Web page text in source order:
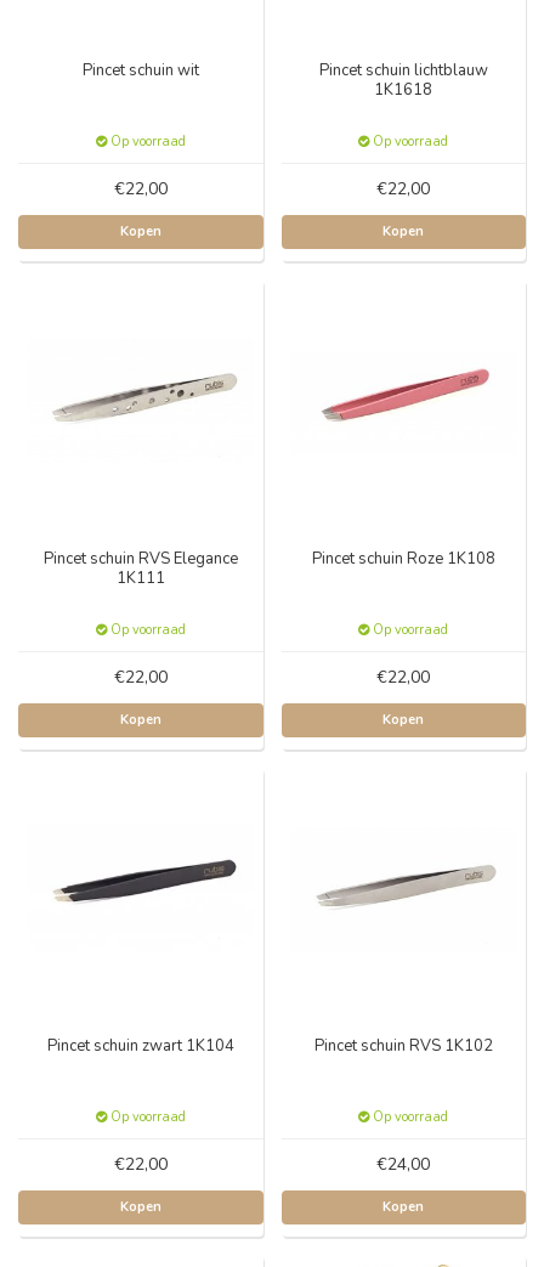
Pincet schuin wit
Op voorraad
€22,00
Kopen
Pincet schuin lichtblauw
1K1618
Op voorraad
€22,00
Kopen
Pincet schuin RVS Elegance
1K111
Op voorraad
€22,00
Kopen
Pincet schuin Roze 1K108
Op voorraad
€22,00
Kopen
Pincet schuin zwart 1K104
Op voorraad
€22,00
Kopen
Pincet schuin RVS 1K102
Op voorraad
€24,00
Kopen